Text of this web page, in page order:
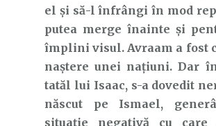
el și să-l înfrângi în mod
putea merge înainte și
împlini visul. Avraam a fost
naștere unei națiuni. Dar
tatăl lui Isaac, s-a dovedit
născut pe Ismael,
situație negativă cu